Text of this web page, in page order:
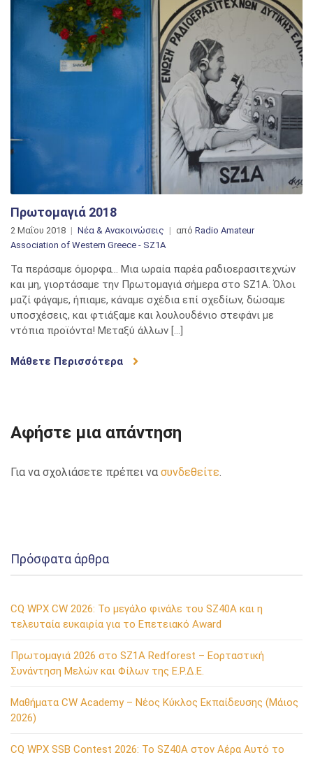
Πρωτομαγιά 2018
2 Μαΐου 2018 Νέα & Ανακοινώσεις από Radio Amateur
Association of Western Greece - SZ1A
Τα περάσαμε όμορφα… Μια ωραία παρέα ραδιοερασιτεχνών
και μη, γιορτάσαμε την Πρωτομαγιά σήμερα στο SZ1A. Όλοι
μαζί φάγαμε, ήπιαμε, κάναμε σχέδια επί σχεδίων, δώσαμε
υποσχέσεις, και φτιάξαμε και λουλουδένιο στεφάνι με
ντόπια προϊόντα! Μεταξύ άλλων […]
Μάθετε Περισσότερα
Αφήστε μια απάντηση
Για να σχολιάσετε πρέπει να συνδεθείτε.
Πρόσφατα άρθρα
CQ WPX CW 2026: Το μεγάλο φινάλε του SZ40A και η
τελευταία ευκαιρία για το Επετειακό Award
Πρωτομαγιά 2026 στο SZ1A Redforest – Εορταστική
Συνάντηση Μελών και Φίλων της Ε.Ρ.Δ.Ε.
Μαθήματα CW Academy – Νέος Κύκλος Εκπαίδευσης (Μάιος
2026)
CQ WPX SSB Contest 2026: Το SZ40A στον Αέρα Αυτό το